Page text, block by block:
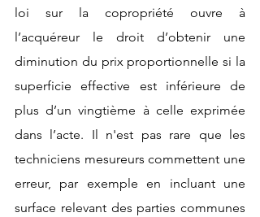
loi sur la copropriété ouvre à
l’acquéreur le droit d’obtenir une
diminution du prix proportionnelle si la
superficie effective est inférieure de
plus d’un vingtième à celle exprimée
dans l’acte. Il n'est pas rare que les
techniciens mesureurs commettent une
erreur, par exemple en incluant une
surface relevant des parties communes